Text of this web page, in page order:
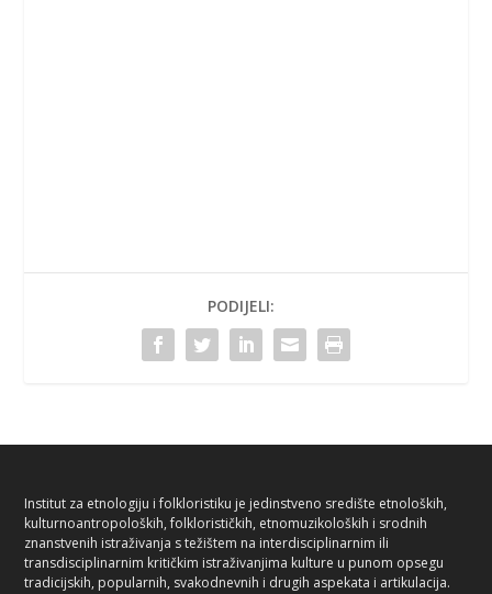
PODIJELI:
Institut za etnologiju i folkloristiku je jedinstveno središte etnoloških,
kulturnoantropoloških, folklorističkih, etnomuzikoloških i srodnih
znanstvenih istraživanja s težištem na interdisciplinarnim ili
transdisciplinarnim kritičkim istraživanjima kulture u punom opsegu
tradicijskih, popularnih, svakodnevnih i drugih aspekata i artikulacija.